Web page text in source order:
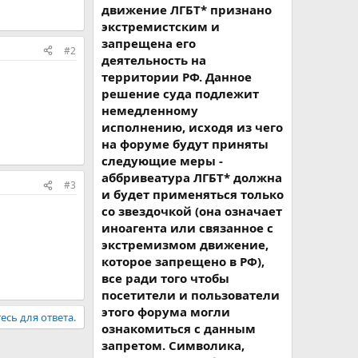
#2
#3
для ответа.
движение ЛГБТ* признано
экстремистским и
запрещена его
деятельность на
территории РФ. Данное
решение суда подлежит
немедленному
исполнению, исходя из чего
на форуме будут приняты
следующие меры -
аббривеатура ЛГБТ* должна
и будет применяться только
со звездочкой (она означает
иноагента или связанное с
экстремизмом движение,
которое запрещено в РФ),
все ради того чтобы
посетители и пользователи
этого форума могли
ознакомиться с данным
запретом. Символика,